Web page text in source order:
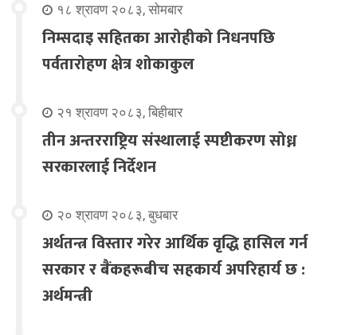
१८ श्रावण २०८३, सोमबार
निम्सदाइ सहितका आरोहीको निधनपछि
पर्वतारोहण क्षेत्र शोकाकुल
२१ श्रावण २०८३, बिहीबार
तीन अन्तरराष्ट्रिय संस्थालाई स्पष्टीकरण सोध्न
सरकारलाई निर्देशन
२० श्रावण २०८३, बुधबार
अर्थतन्त्र विस्तार गरेर आर्थिक वृद्धि हासिल गर्न
सरकार र बैंकहरूबीच सहकार्य अपरिहार्य छ :
अर्थमन्त्री